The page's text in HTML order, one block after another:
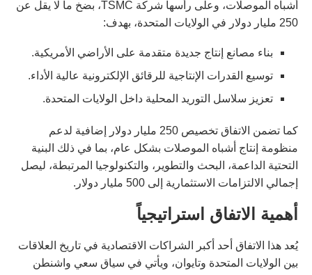
أشباه الموصلات، وعلى رأسها شركة TSMC، بضخ ما لا يقل عن
250 مليار دولار في الولايات المتحدة، بهدف:
بناء مصانع إنتاج جديدة متقدمة على الأراضي الأمريكية.
توسيع القدرات الإنتاجية للرقائق الإلكترونية عالية الأداء.
تعزيز سلاسل التوريد المحلية داخل الولايات المتحدة.
كما تضمن الاتفاق تخصيص 250 مليار دولار إضافية لدعم
منظومة إنتاج أشباه الموصلات بشكل عام، بما في ذلك البنية
التحتية الداعمة، البحث والتطوير، والتكنولوجيا المرتبطة، ليصل
إجمالي الالتزامات الاستثمارية إلى 500 مليار دولار.
أهمية الاتفاق استراتيجياً
يُعد هذا الاتفاق أحد أكبر الشراكات الاقتصادية في تاريخ العلاقات
بين الولايات المتحدة وتايوان، ويأتي في سياق سعي واشنطن